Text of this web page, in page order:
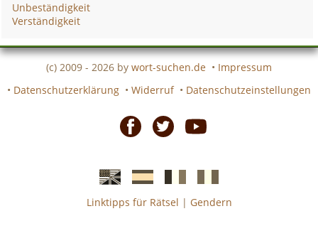
Unbeständigkeit
Verständigkeit
(c) 2009 - 2026 by wort-suchen.de • Impressum
• Datenschutzerklärung • Widerruf • Datenschutzeinstellungen
EnglischeSpanischefranzösicheitalienische
Linktipps für Rätsel | Gendern